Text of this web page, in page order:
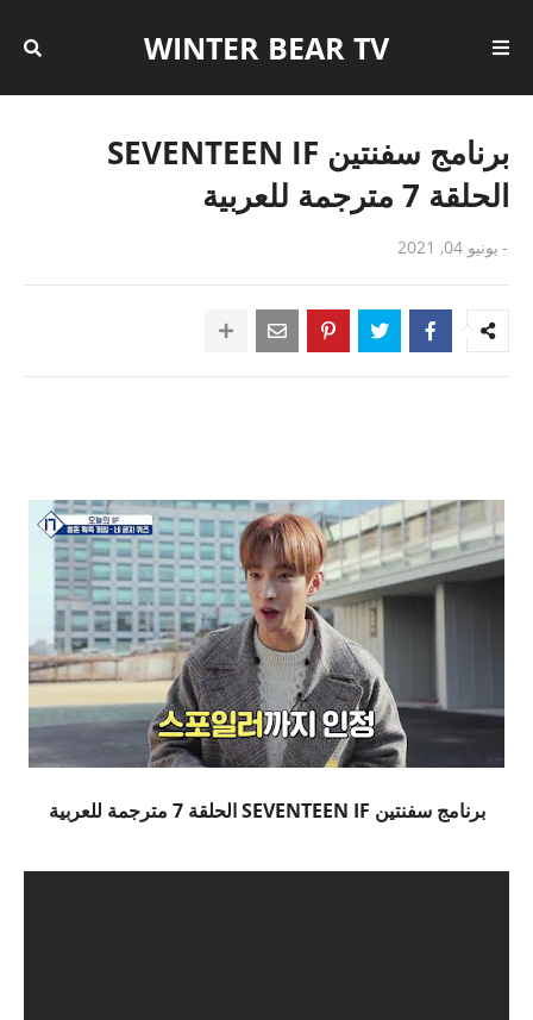
WINTER BEAR TV
برنامج سفنتين SEVENTEEN IF
الحلقة 7 مترجمة للعربية
- يونيو 04, 2021
برنامج سفنتين SEVENTEEN IF الحلقة 7 مترجمة للعربية